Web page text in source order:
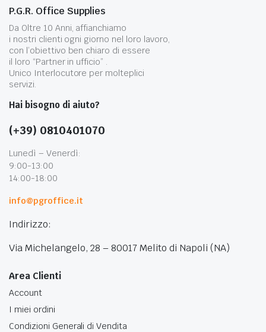
P.G.R. Office Supplies
Da Oltre 10 Anni, affianchiamo
i nostri clienti ogni giorno nel loro lavoro,
con l’obiettivo ben chiaro di essere
il loro “Partner in ufficio” .
Unico Interlocutore per molteplici
servizi.
Hai bisogno di aiuto?
(+39) 0810401070
Lunedì – Venerdì:
9:00-13:00
14:00-18:00
info@pgroffice.it
Indirizzo:
Via Michelangelo, 28 – 80017 Melito di Napoli (NA)
Area Clienti
Account
I miei ordini
Condizioni Generali di Vendita